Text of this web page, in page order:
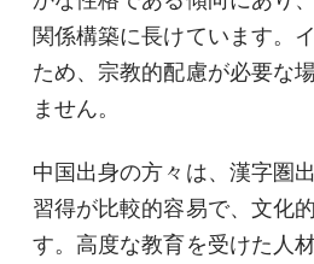
関係構築に長けています。
ため、宗教的配慮が必要な
ません。
中国出身の方々は、漢字圏
習得が比較的容易で、文化
す。高度な教育を受けた人